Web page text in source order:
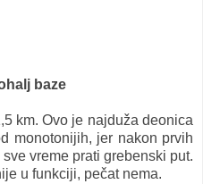
baze
km. Ovo je najduža deonica
monotonijih, jer nakon prvih
vreme prati grebenski put.
u funkciji, pečat nema.